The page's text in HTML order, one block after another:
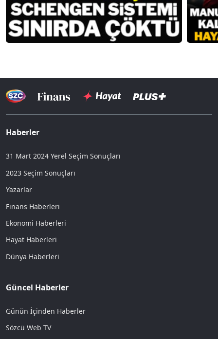
Haberler
31 Mart 2024 Yerel Seçim Sonuçları
2023 Seçim Sonuçları
Yazarlar
Finans Haberleri
Ekonomi Haberleri
Hayat Haberleri
Dünya Haberleri
Güncel Haberler
Günün İçinden Haberler
Sözcü Web TV